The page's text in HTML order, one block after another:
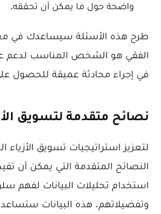
واضحة حول ما يمكن أن تحققه.
طرح هذه الأسئلة سيساعدك في
الفقي هو الشخص المناسب لدعم
في إجراء محادثة عميقة للحصول
نصائح متقدمة لتسويق
لتعزيز استراتيجيات تسويق
النصائح المتقدمة التي يمكن أن
استخدام تحليلات البيانات لفهم
وتفضيلاتهم. هذه البيانات